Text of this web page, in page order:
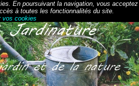
En poursuivant la navigation, vous acceptez
à toutes les fonctionnalités du site.
vos cookies